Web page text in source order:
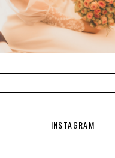
INSTAGRAM